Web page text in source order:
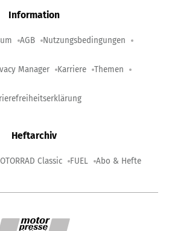
Information
AGB Nutzungsbedingungen
Manager Karriere Themen
Heftarchiv
Classic FUEL Abo & Hefte